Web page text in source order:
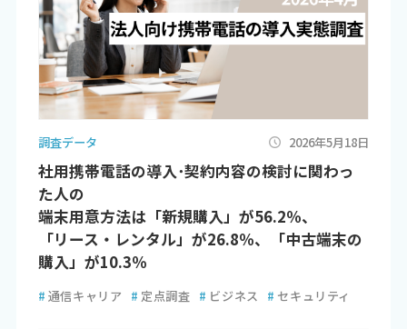
調査データ 2026年5月18日
社用携帯電話の導入･契約内容の検討に関わっ
た人の
端末用意方法は「新規購入」が56.2％、
「リース・レンタル」が26.8％、「中古端末の
購入」が10.3％
# 通信キャリア # 定点調査 # ビジネス # セキュリティ